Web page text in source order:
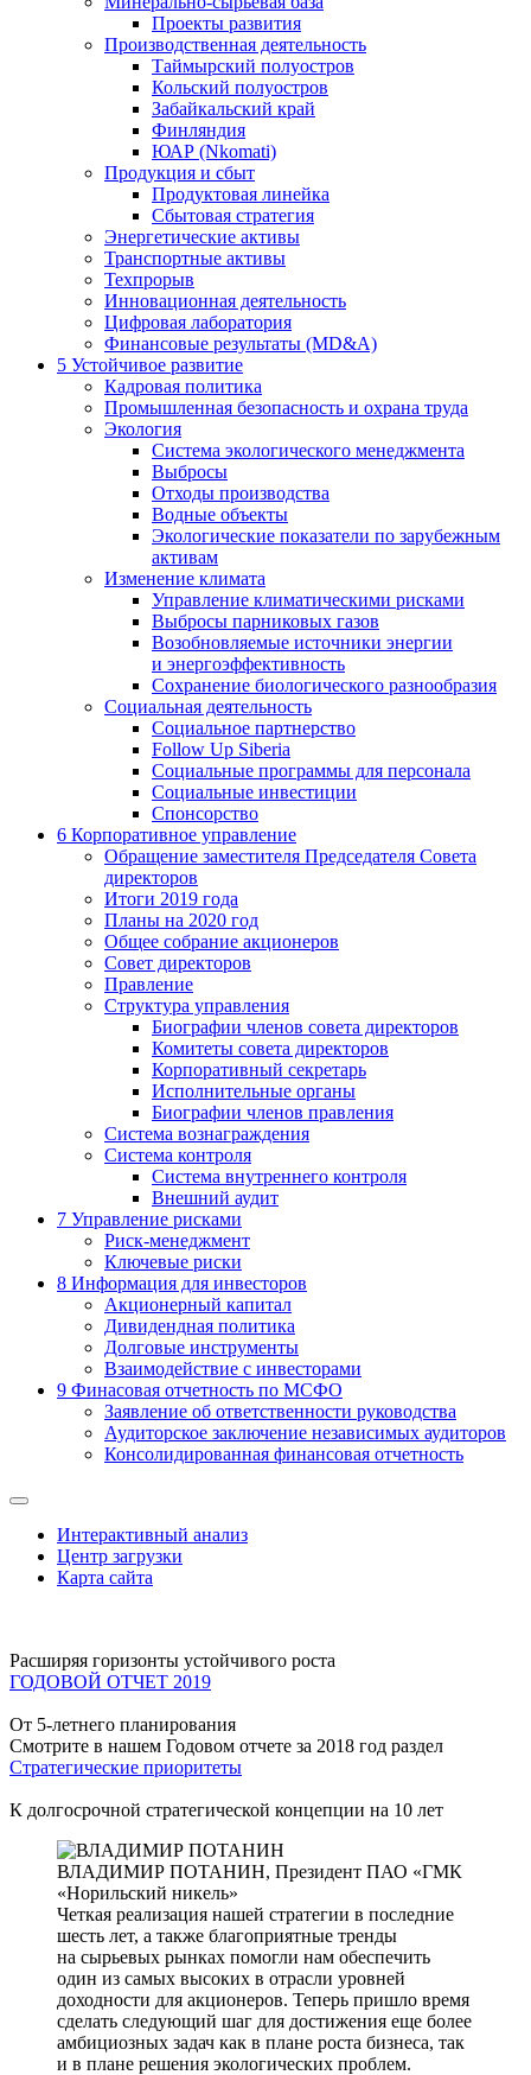
Проекты развития
Производственная деятельность
Таймырский полуостров
Кольский полуостров
Забайкальский край
Финляндия
ЮАР (Nkomati)
Продукция и сбыт
Продуктовая линейка
Сбытовая стратегия
Энергетические активы
Транспортные активы
Техпрорыв
Инновационная деятельность
Цифровая лаборатория
Финансовые результаты (MD&A)
5 Устойчивое развитие
Кадровая политика
Промышленная безопасность и охрана труда
Экология
Система экологического менеджмента
Выбросы
Отходы производства
Водные объекты
Экологические показатели по зарубежным
активам
Изменение климата
Управление климатическими рисками
Выбросы парниковых газов
Возобновляемые источники энергии
и энергоэффективность
Сохранение биологического разнообразия
Социальная деятельность
Социальное партнерство
Follow Up Siberia
Социальные программы для персонала
Социальные инвестиции
Спонсорство
6 Корпоративное управление
Обращение заместителя Председателя Совета
директоров
Итоги 2019 года
Планы на 2020 год
Общее собрание акционеров
Совет директоров
Правление
Структура управления
Биографии членов совета директоров
Комитеты совета директоров
Корпоративный секретарь
Исполнительные органы
Биографии членов правления
Система вознаграждения
Система контроля
Система внутреннего контроля
Внешний аудит
7 Управление рисками
Риск-менеджмент
Ключевые риски
8 Информация для инвесторов
Акционерный капитал
Дивидендная политика
Долговые инструменты
Взаимодействие с инвеcторами
9 Финасовая отчетность по МСФО
Заявление об ответственности руководства
Аудиторское заключение независимых аудиторов
Консолидированная финансовая отчетность
Интерактивный анализ
Центр загрузки
Карта сайта
Расширяя горизонты устойчивого роста
ГОДОВОЙ ОТЧЕТ 2019
От 5-летнего планирования
Смотрите в нашем Годовом отчете за 2018 год раздел
Стратегические приоритеты
К долгосрочной стратегической концепции на 10 лет
ВЛАДИМИР ПОТАНИН, Президент ПАО «ГМК
«Норильский никель»
Четкая реализация нашей стратегии в последние
шесть лет, а также благоприятные тренды
на сырьевых рынках помогли нам обеспечить
один из самых высоких в отрасли уровней
доходности для акционеров. Теперь пришло время
сделать следующий шаг для достижения еще более
амбициозных задач как в плане роста бизнеса, так
и в плане решения экологических проблем.